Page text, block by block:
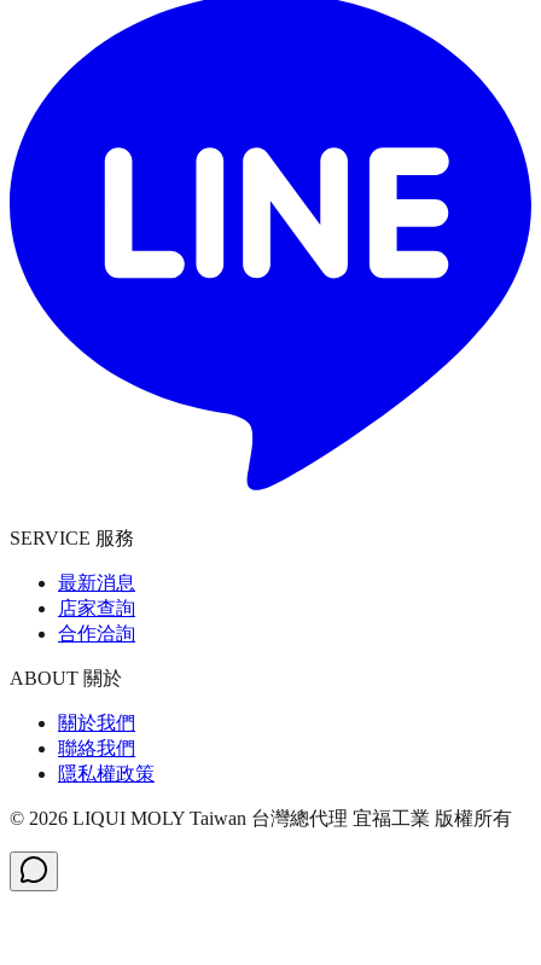
SERVICE 服務
最新消息
店家查詢
合作洽詢
ABOUT 關於
關於我們
聯絡我們
隱私權政策
© 2026 LIQUI MOLY Taiwan 台灣總代理 宜福工業 版權所有